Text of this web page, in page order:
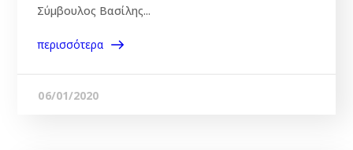
Σύμβουλος Βασίλης...
περισσότερα
06/01/2020